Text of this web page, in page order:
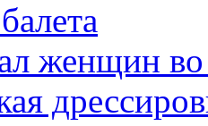
женщин во